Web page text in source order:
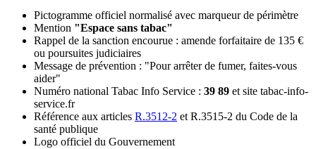
Pictogramme officiel normalisé avec marqueur de périmètre
Mention "Espace sans tabac"
Rappel de la sanction encourue : amende forfaitaire de 135 €
ou poursuites judiciaires
Message de prévention : "Pour arrêter de fumer, faites-vous
aider"
Numéro national Tabac Info Service : 39 89 et site tabac-info-
service.fr
Référence aux articles R.3512-2 et R.3515-2 du Code de la
santé publique
Logo officiel du Gouvernement